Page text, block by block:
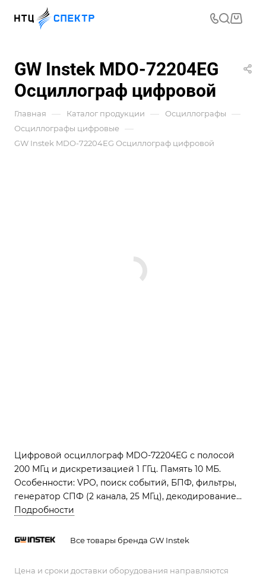
GW Instek MDO-72204EG
Осциллограф цифровой
Главная — Каталог продукции — Осциллографы —
Осциллографы цифровые —
GW Instek MDO-72204EG Осциллограф цифровой
Цифровой осциллограф MDO-72204EG с полосой
200 МГц и дискретизацией 1 ГГц. Память 10 МБ.
Особенности: VPO, поиск событий, БПФ, фильтры,
генератор СПФ (2 канала, 25 МГц), декодирование
шин (I2C, SPI, UART, CAN/LIN), регистратор данных.
Подробности
Все товары бренда GW Instek
Цена и сроки доставки оборудования направляются